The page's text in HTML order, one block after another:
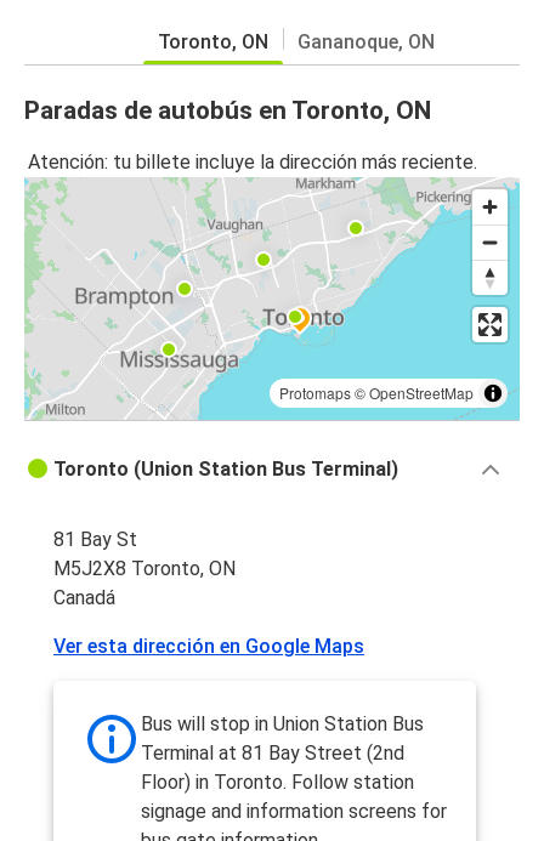
Toronto, ON Gananoque, ON
Paradas de autobús en Toronto, ON
Atención: tu billete incluye la dirección más reciente.
Protomaps©OpenStreetMap
Toronto (Union Station Bus Terminal)
81 Bay St
M5J2X8 Toronto, ON
Canadá
Ver esta dirección en Google Maps
Bus will stop in Union Station Bus
Terminal at 81 Bay Street (2nd
Floor) in Toronto. Follow station
signage and information screens for